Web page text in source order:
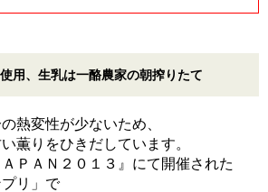
用、生乳は一酪農家の朝搾りたて
熱変性が少ないため、
薫りをひきだしています。
ＰＡＮ２０１３』にて開催された
プリ」で